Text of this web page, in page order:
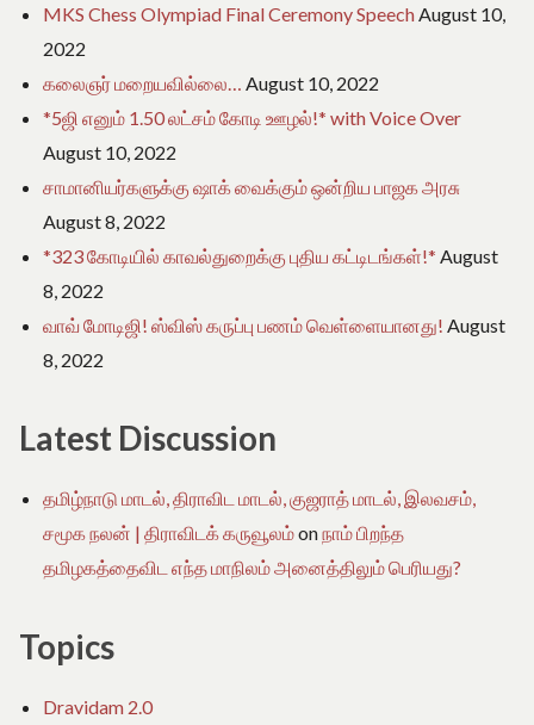
MKS Chess Olympiad Final Ceremony Speech August 10,
2022
கலைஞர் மறையவில்லை…
August 10, 2022
*5ஜி எனும் 1.50 லட்சம் கோடி ஊழல்!* with Voice Over
August 10, 2022
சாமானியர்களுக்கு ஷாக் வைக்கும் ஒன்றிய பாஜக அரசு
August 8, 2022
*323 கோடியில் காவல்துறைக்கு புதிய கட்டிடங்கள்!* August
8, 2022
வாவ் மோடிஜி! ஸ்விஸ் கருப்பு பணம் வெள்ளையானது! August
8, 2022
Latest Discussion
தமிழ்நாடு மாடல், திராவிட மாடல், குஜராத் மாடல், இலவசம்,
சமூக நலன் | திராவிடக் கருவூலம்onநாம் பிறந்த
தமிழகத்தைவிட எந்த மாநிலம் அனைத்திலும் பெரியது?
Topics
Dravidam 2.0